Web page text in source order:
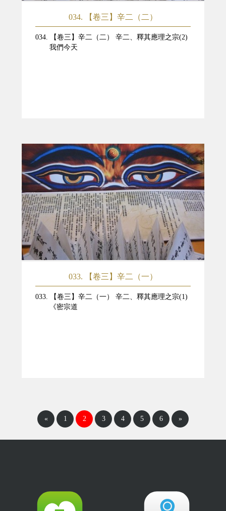
034. 【卷三】辛二（二）
034. 【卷三】辛二（二） 辛二、釋其應理之宗(2)
我們今天
033. 【卷三】辛二（一）
033. 【卷三】辛二（一） 辛二、釋其應理之宗(1)
《密宗道
« 1 2 3 4 5 6 »